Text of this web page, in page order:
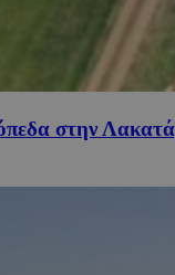
στην